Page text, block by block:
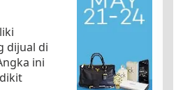
dijual di
ini
Makan Kepiting di Jambi
Jambi, Travel | 3 Januari 2025